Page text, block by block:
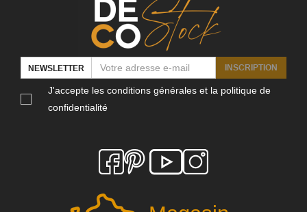
NEWSLETTER INSCRIPTION
J'accepte les conditions générales et la politique de
confidentialité